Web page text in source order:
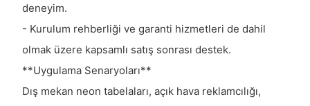
deneyim.
- Kurulum rehberliği ve garanti hizmetleri de dahil
olmak üzere kapsamlı satış sonrası destek.
**Uygulama Senaryoları**
Dış mekan neon tabelaları, açık hava reklamcılığı,